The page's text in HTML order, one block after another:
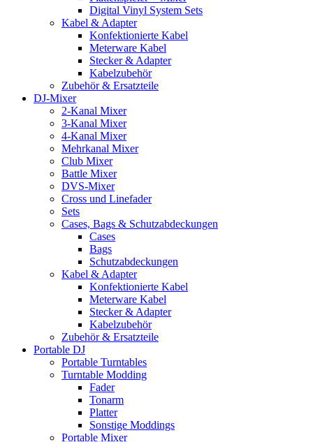
Digital Vinyl System Sets
Kabel & Adapter
Konfektionierte Kabel
Meterware Kabel
Stecker & Adapter
Kabelzubehör
Zubehör & Ersatzteile
DJ-Mixer
2-Kanal Mixer
3-Kanal Mixer
4-Kanal Mixer
Mehrkanal Mixer
Club Mixer
Battle Mixer
DVS-Mixer
Cross und Linefader
Sets
Cases, Bags & Schutzabdeckungen
Cases
Bags
Schutzabdeckungen
Kabel & Adapter
Konfektionierte Kabel
Meterware Kabel
Stecker & Adapter
Kabelzubehör
Zubehör & Ersatzteile
Portable DJ
Portable Turntables
Turntable Modding
Fader
Tonarm
Platter
Sonstige Moddings
Portable Mixer